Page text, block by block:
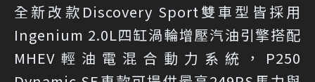
全新改款Discovery Sport雙車型皆採用
Ingenium 2.0L四缸渦輪增壓汽油引擎搭配
MHEV輕油電混合動力系統，P250